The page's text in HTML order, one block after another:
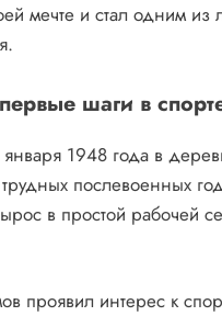
мечте и стал одним из
шаги в
1948 года в
послевоенных
в простой рабочей
проявил интерес к